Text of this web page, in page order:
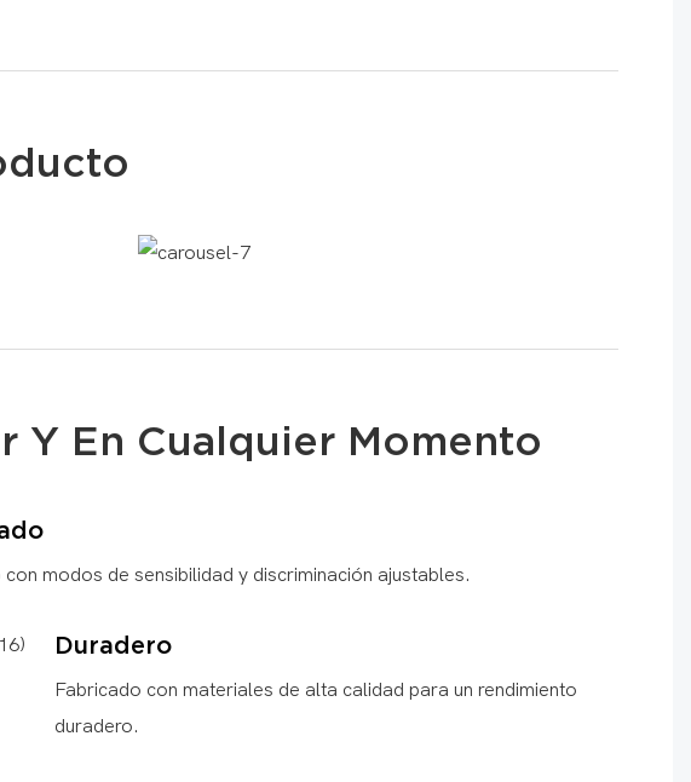
Y En Cualquier Momento
con modos de sensibilidad y discriminación ajustables.
Duradero
Fabricado con materiales de alta calidad para un rendimiento
duradero.